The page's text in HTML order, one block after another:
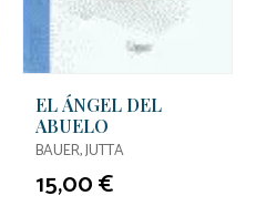
EL ÁNGEL DEL
ABUELO
BAUER, JUTTA
15,00 €